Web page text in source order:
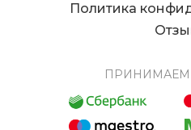
Политика
ПРИНИМАЕМ